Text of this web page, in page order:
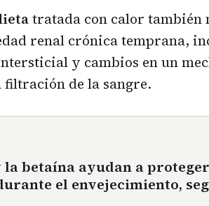
tratada con calor también
renal crónica temprana,
y cambios en un
de la sangre.
la betaína ayudan a
el envejecimiento,